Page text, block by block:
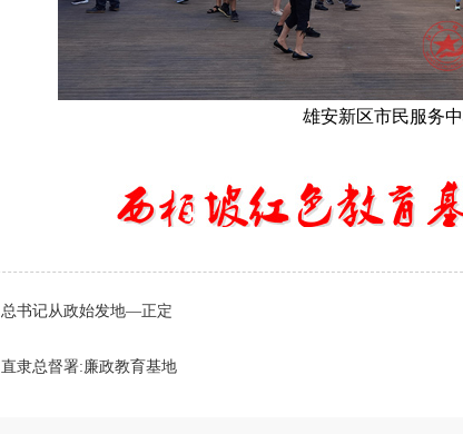
雄安新区市民服务
总书记从政始发地—正定
直隶总督署:廉政教育基地